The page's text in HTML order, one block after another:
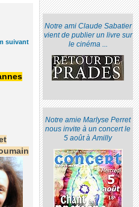
suivant
Notre ami Claude Sabatier
vient de publier un livre sur
le cinéma ...
Notre amie Marlyse Perret
nous invite à un concert le
5 août à Amilly